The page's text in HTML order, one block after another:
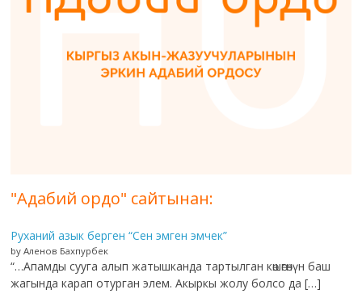
"Адабий ордо" сайтынан:
Руханий азык берген “Сен эмген эмчек”
by Аленов Бахпурбек
“…Апамды сууга алып жатышканда тартылган көшөгөнүн баш
жагында карап отурган элем. Акыркы жолу болсо да […]